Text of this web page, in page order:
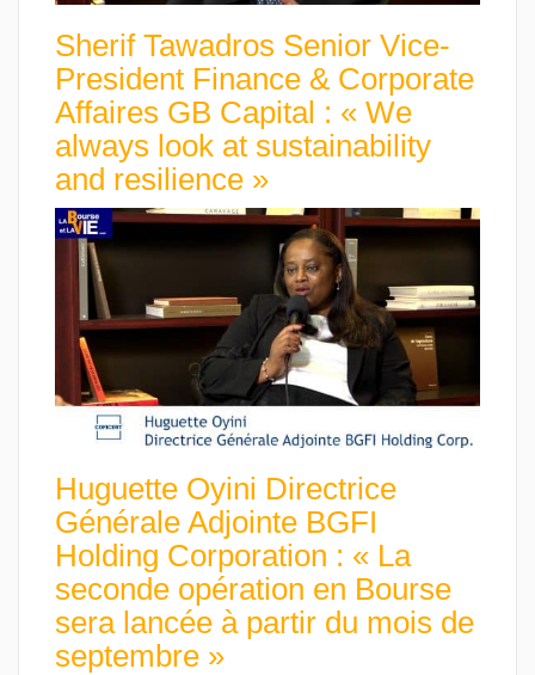
Sherif Tawadros Senior Vice-
President Finance & Corporate
Affaires GB Capital : « We
always look at sustainability
and resilience »
Huguette Oyini Directrice
Générale Adjointe BGFI
Holding Corporation : « La
seconde opération en Bourse
sera lancée à partir du mois de
septembre »